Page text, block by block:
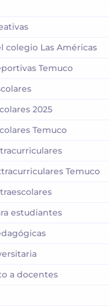
colegio Las Américas
Temuco
2025
Temuco
Temuco
estudiantes
a docentes